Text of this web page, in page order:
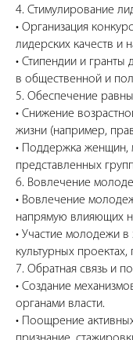
4. Стимулирование
• Организация
лидерских качеств и
• Стипендии и
в общественной и
5. Обеспечение
• Снижение
жизни (например,
• Поддержка женщин,
представленных
6. Вовлечение
• Вовлечение
напрямую влияющих
• Участие молодежи в
культурных
7. Обратная связь и
• Создание
органами власти.
• Поощрение